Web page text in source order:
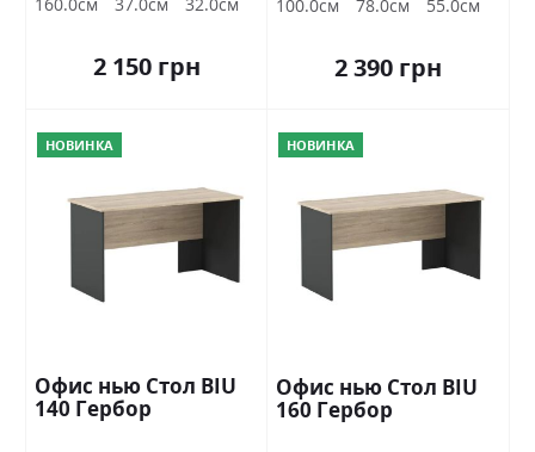
2 150 грн
100.0см 78.0см 55.0см
2 390 грн
НОВИНКА
Офис нью Стол BIU
140 Гербор
НОВИНКА
Офис нью Стол BIU
160 Гербор